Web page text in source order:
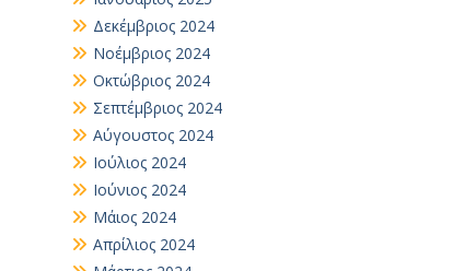
Δεκέμβριος 2024
Νοέμβριος 2024
Οκτώβριος 2024
Σεπτέμβριος 2024
Αύγουστος 2024
Ιούλιος 2024
Ιούνιος 2024
Μάιος 2024
Απρίλιος 2024